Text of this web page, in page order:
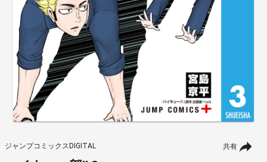
共有
ジャンプコミックスDIGITAL